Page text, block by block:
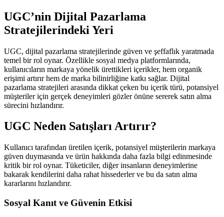
UGC’nin Dijital Pazarlama
Stratejilerindeki Yeri
UGC, dijital pazarlama stratejilerinde güven ve şeffaflık yaratmada
temel bir rol oynar. Özellikle sosyal medya platformlarında,
kullanıcıların markaya yönelik ürettikleri içerikler, hem organik
erişimi artırır hem de marka bilinirliğine katkı sağlar. Dijital
pazarlama stratejileri arasında dikkat çeken bu içerik türü, potansiyel
müşteriler için gerçek deneyimleri gözler önüne sererek satın alma
sürecini hızlandırır.
UGC Neden Satışları Artırır?
Kullanıcı tarafından üretilen içerik, potansiyel müşterilerin markaya
güven duymasında ve ürün hakkında daha fazla bilgi edinmesinde
kritik bir rol oynar. Tüketiciler, diğer insanların deneyimlerine
bakarak kendilerini daha rahat hissederler ve bu da satın alma
kararlarını hızlandırır.
Sosyal Kanıt ve Güvenin Etkisi